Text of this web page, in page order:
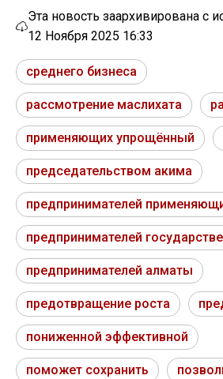
Эта новость заархивирована с
12 Ноября 2025 16:33
среднего бизнеса
рассмотрение маслихата
применяющих упрощённый
председательством акима
предпринимателей
предпринимателей
предпринимателей алматы
предотвращение роста
пониженной эффективной
поможет сохранить